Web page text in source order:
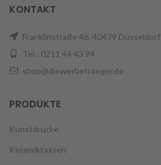
KONTAKT
Franklinstraße 46, 40479 Düsseldorf
Tel.: 0211 44 43 94
shop@diewerbetraeger.de
PRODUKTE
Kunstdrucke
Keramiktassen